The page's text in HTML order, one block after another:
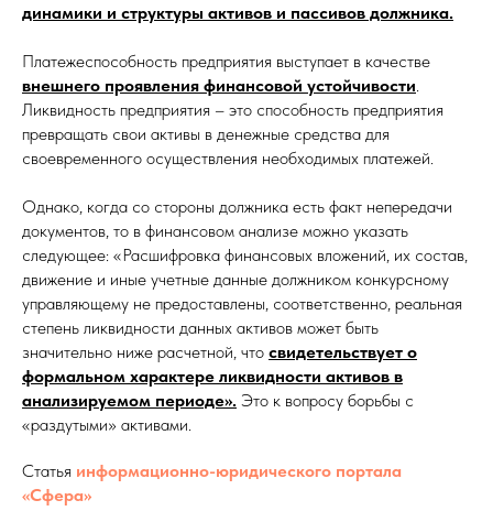
динамики и структуры активов и пассивов должника.
Платежеспособность предприятия выступает в качестве
внешнего проявления финансовой устойчивости.
Ликвидность предприятия – это способность предприятия
превращать свои активы в денежные средства для
своевременного осуществления необходимых платежей.
Однако, когда со стороны должника есть факт непередачи
документов, то в финансовом анализе можно указать
следующее: «Расшифровка финансовых вложений, их состав,
движение и иные учетные данные должником конкурсному
управляющему не предоставлены, соответственно, реальная
степень ликвидности данных активов может быть
значительно ниже расчетной, что свидетельствует о
формальном характере ликвидности активов в
анализируемом периоде». Это к вопросу борьбы с
«раздутыми» активами.
Статья информационно-юридического портала
«Сфера»